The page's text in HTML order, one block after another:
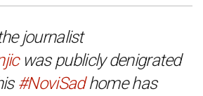
journalist
was publicly denigrated
#NoviSadhome has